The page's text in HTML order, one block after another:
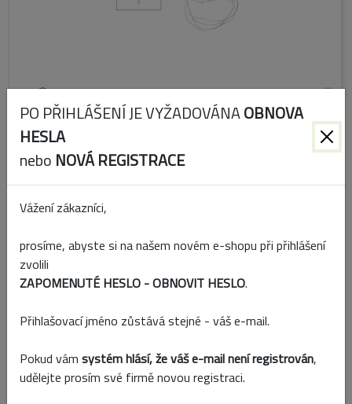
Kód: ZIP-PROV
AROMALAMPA V10X9CM SV.ZELENÁ
Kód: ZF13E011/LG
PO PŘIHLÁŠENÍ JE VYŽADOVÁNAOBNOVA
HESLA
nebo NOVÁ REGISTRACE
Vážení zákazníci,
prosíme, abyste si na našem novém e-shopu při přihlášení
zvolili
ZAPOMENUTÉ HESLO - OBNOVIT HESLO.
Přihlašovací jméno zůstává stejné - váš e-mail.
Pokud vám systém hlásí, že váš e-mail není registrován,
udělejte prosím své firmě novou registraci.